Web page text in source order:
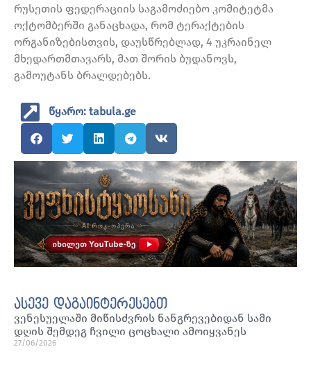
რუსეთის ფედერაციის საგამოძიებო კომიტეტმა
ოქტომბერში განაცხადა, რომ ტერაქტების
ორგანიზებისთვის, დაუსწრებლად, 4 უკრაინელ
მხედართმთავარს, მათ შორის ბუდანოვს,
გამოუტანს ბრალდებებს.
წყარო: tabula.ge
ასევე დაგაინტერესებთ
ვენესუელაში მიწისძვრის ნანგრევებიდან სამი
დღის შემდეგ ჩვილი ცოცხალი ამოიყვანეს
27/06/2026